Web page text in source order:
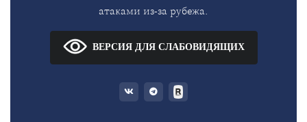
атаками из-за рубежа.
ВЕРСИЯ ДЛЯ СЛАБОВИДЯЩИХ